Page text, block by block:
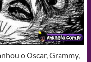
o Oscar, Grammy,